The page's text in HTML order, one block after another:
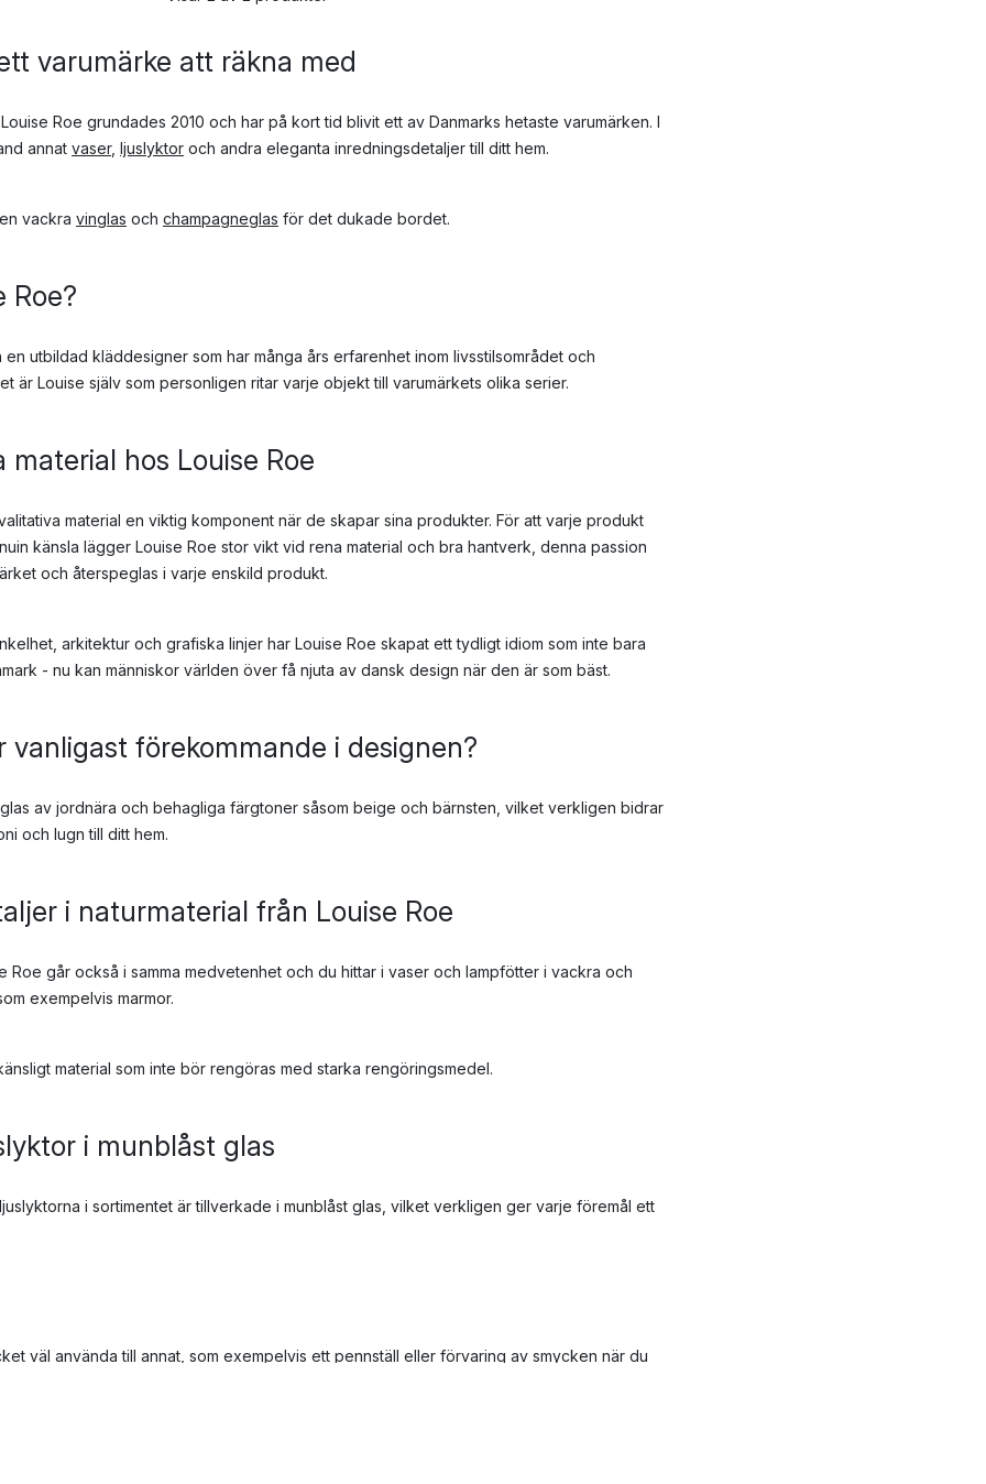
varumärke att räkna med
Roe grundades 2010 och har på kort tid blivit ett av Danmarks hetaste varumärken. I
annat vaser, ljuslyktor och andra eleganta inredningsdetaljer till ditt hem.
vackra vinglas och champagneglas för det dukade bordet.
Roe?
utbildad kläddesigner som har många års erfarenhet inom livsstilsområdet och
är Louise själv som personligen ritar varje objekt till varumärkets olika serier.
material hos Louise Roe
material en viktig komponent när de skapar sina produkter. För att varje produkt
känsla lägger Louise Roe stor vikt vid rena material och bra hantverk, denna passion
och återspeglas i varje enskild produkt.
arkitektur och grafiska linjer har Louise Roe skapat ett tydligt idiom som inte bara
- nu kan människor världen över få njuta av dansk design när den är som bäst.
vanligast förekommande i designen?
av jordnära och behagliga färgtoner såsom beige och bärnsten, vilket verkligen bidrar
och lugn till ditt hem.
i naturmaterial från Louise Roe
Roe går också i samma medvetenhet och du hittar i vaser och lampfötter i vackra och
exempelvis marmor.
material som inte bör rengöras med starka rengöringsmedel.
i munblåst glas
i sortimentet är tillverkade i munblåst glas, vilket verkligen ger varje föremål ett
väl använda till annat, som exempelvis ett pennställ eller förvaring av smycken när du